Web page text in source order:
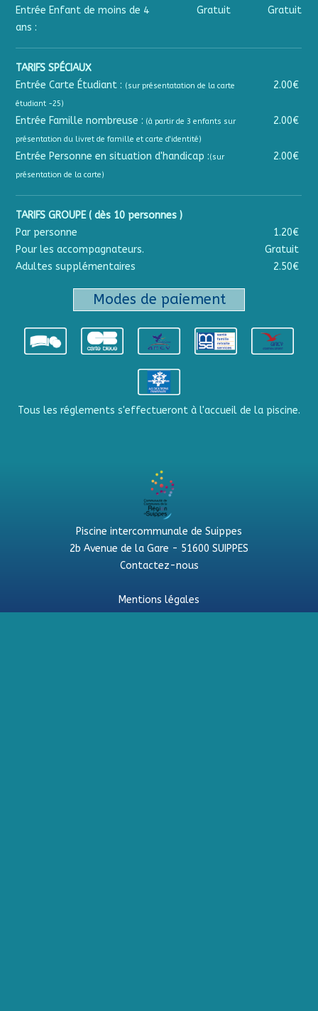
Entrée Enfant de moins de 4
ans :
Gratuit Gratuit
TARIFS SPÉCIAUX
Entrée Carte Étudiant : (sur présentatation de la carte
étudiant -25)
2.00€
Entrée Famille nombreuse : (à partir de 3 enfants sur
présentation du livret de famille et carte d'identité)
2.00€
Entrée Personne en situation d'handicap :(sur
présentation de la carte)
2.00€
TARIFS GROUPE ( dès 10 personnes )
Par personne
1.20€
Pour les accompagnateurs.
Gratuit
Adultes supplémentaires
2.50€
Modes de paiement
Tous les réglements s'effectueront à l'accueil de la piscine.
Piscine intercommunale de Suippes
2b Avenue de la Gare - 51600 SUIPPES
Contactez-nous
Mentions légales